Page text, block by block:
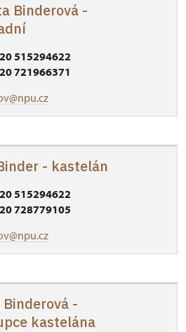
Binderová -
515294622
721966371
- kastelán
515294622
728779105
Binderová -
kastelána